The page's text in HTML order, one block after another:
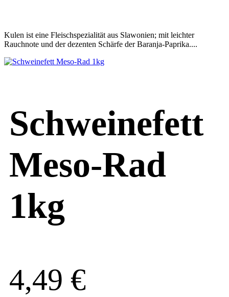
Kulen ist eine Fleischspezialität aus Slawonien; mit leichter
Rauchnote und der dezenten Schärfe der Baranja-Paprika....
Schweinefett
Meso-Rad
1kg
4,49 €